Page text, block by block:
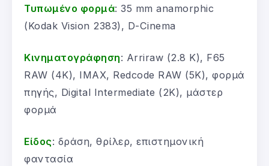
Τυπωμένο φορμά: 35 mm anamorphic
(Kodak Vision 2383), D-Cinema
Κινηματογράφηση: Arriraw (2.8 K), F65
RAW (4K), IMAX, Redcode RAW (5K), φορμά
πηγής, Digital Intermediate (2K), μάστερ
φορμά
Είδος: δράση, θρίλερ, επιστημονική
φαντασία